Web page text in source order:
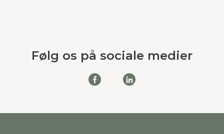
Følg os på sociale medier